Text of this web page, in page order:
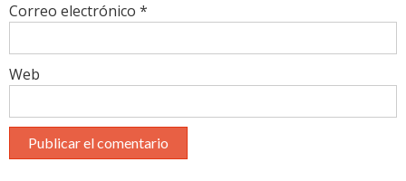
Correo electrónico *
Web